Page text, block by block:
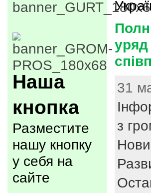
Наша
кнопка
Разместите
нашу кнопку
у себя на
сайте
уряд
31
з